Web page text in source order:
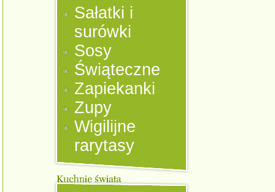
Sałatki i
surówki
Sosy
Świąteczne
Zapiekanki
Zupy
Wigilijne
rarytasy